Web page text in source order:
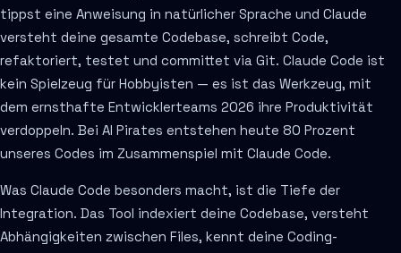
tippst eine Anweisung in natürlicher Sprache und Claude
versteht deine gesamte Codebase, schreibt Code,
refaktoriert, testet und committet via Git. Claude Code ist
kein Spielzeug für Hobbyisten — es ist das Werkzeug, mit
dem ernsthafte Entwicklerteams 2026 ihre Produktivität
verdoppeln. Bei AI Pirates entstehen heute 80 Prozent
unseres Codes im Zusammenspiel mit Claude Code.
Was Claude Code besonders macht, ist die Tiefe der
Integration. Das Tool indexiert deine Codebase, versteht
Abhängigkeiten zwischen Files, kennt deine Coding-